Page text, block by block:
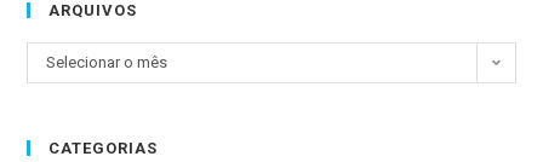
ARQUIVOS
Selecionar o mês
CATEGORIAS